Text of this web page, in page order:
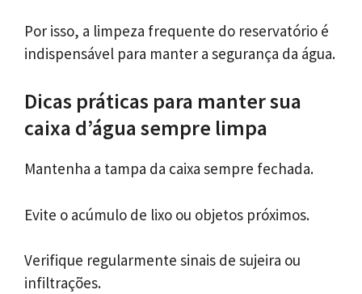
Por isso, a limpeza frequente do reservatório é
indispensável para manter a segurança da água.
Dicas práticas para manter sua
caixa d’água sempre limpa
Mantenha a tampa da caixa sempre fechada.
Evite o acúmulo de lixo ou objetos próximos.
Verifique regularmente sinais de sujeira ou
infiltrações.